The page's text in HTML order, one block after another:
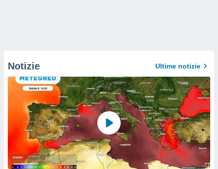
Notizie Ultime notizie